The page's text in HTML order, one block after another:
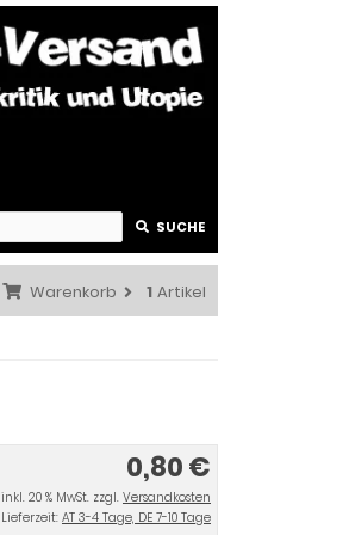
SUCHE
Warenkorb 1 Artikel
0,80 €
inkl. 20 % MwSt. zzgl. Versandkosten
Lieferzeit: AT 3-4 Tage, DE 7-10 Tage